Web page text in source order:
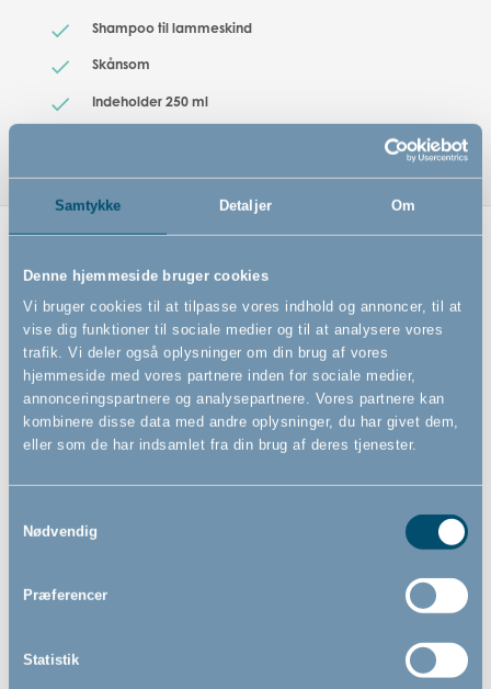
Samtykke Detaljer Om
Denne hjemmeside bruger cookies
Vi bruger cookies til at tilpasse vores indhold og annoncer, til at
vise dig funktioner til sociale medier og til at analysere vores
trafik. Vi deler også oplysninger om din brug af vores
hjemmeside med vores partnere inden for sociale medier,
annonceringspartnere og analysepartnere. Vores partnere kan
kombinere disse data med andre oplysninger, du har givet dem,
eller som de har indsamlet fra din brug af deres tjenester.
Nødvendig
Præferencer
Statistik
Shampoo til lammeskind
Skånsom
Indeholder 250 ml
Relaterede produkter
Lammeskind 60x120 cm by
1.499,00